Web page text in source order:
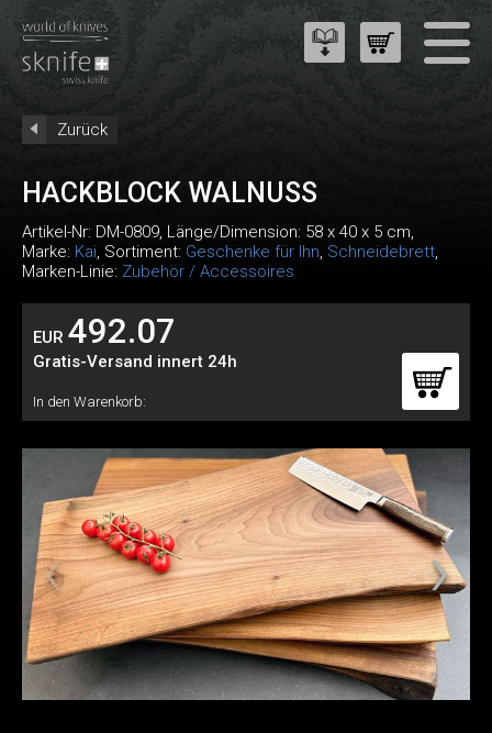
Zurück
HACKBLOCK WALNUSS
Artikel-Nr: DM-0809, Länge/Dimension: 58 x 40 x 5 cm,
Marke: Kai, Sortiment: Geschenke für Ihn, Schneidebrett,
Marken-Linie: Zubehör / Accessoires
EUR 492.07
Gratis-Versand innert 24h
In den Warenkorb: